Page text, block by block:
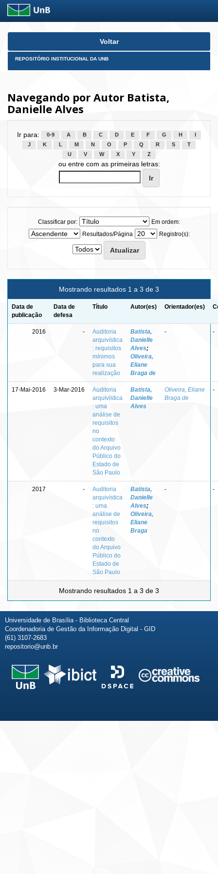
Skip
Voltar
REPOSITÓRIO INSTITUCIONAL DA UNB
Navegando por Autor Batista,
Danielle Alves
Ir para: 0-9 A B C D E F G H
J
K L M N O P Q R S
T
U
V W X Y Z
ou entre com as primeiras letras:
Classificar por:
Em ordem:
Resultados/Página
Registro(s):
Mostrando resultados 1 a 3 de 3
Data de
publicação
Data de
defesa
Título Autor(es) Orientador(es)
2016 -
Auditoria
arquivística
: requisitos
mínimos
para sua
realização
Batista,
Danielle
Alves;
Oliveira,
Eliane
Braga de
- -
17-Mai-2016 3-Mar-2016
Auditoria
arquivística
: uma
análise de
requisitos
no
contexto
do Arquivo
Público do
Estado de
São Paulo
Batista,
Danielle
Alves
Oliveira, Eliane
Braga de
-
2017 -
Auditoria
arquivística
: uma
análise de
requisitos
no
contexto
do Arquivo
Público do
Estado de
São Paulo
Batista,
Danielle
Alves;
Oliveira,
Eliane
Braga
- -
Mostrando resultados 1 a 3 de 3
Universidade de Brasília - Biblioteca Central
Coordenadoria de Gestão da Informação Digital - GID
(61) 3107-2683
repositorio@unb.br